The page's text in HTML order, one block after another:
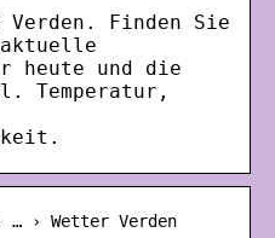
Verden. Finden Sie
heute und die
Temperatur,
› Wetter Verden